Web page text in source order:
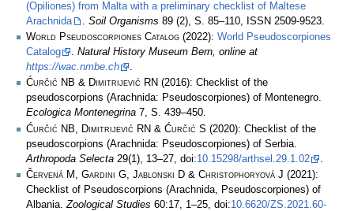
(Opiliones) from Malta with a preliminary checklist of Maltese
Arachnida
. Soil Organisms 89 (2), S. 85–110, ISSN 2509-9523.
World Pseudoscorpiones Catalog (2022): World Pseudoscorpiones
Catalog
. Natural History Museum Bern, online at
https://wac.nmbe.ch
.
Ćurčić NB & Dimitrijević RN (2016): Checklist of the
pseudoscorpions (Arachnida: Pseudoscorpiones) of Montenegro.
Ecologica Montenegrina 7, S. 439–450.
Ćurčić NB, Dimitrijević RN & Ćurčić S (2020): Checklist of the
pseudoscorpions (Arachnida: Pseudoscorpiones) of Serbia.
Arthropoda Selecta 29(1), 13–27, doi:10.15298/arthsel.29.1.02
Červená M, Gardini G, Jablonski D & Christophoryová J (2021):
Checklist of Pseudoscorpions (Arachnida, Pseudoscorpiones) of
Albania.Zoological Studies 60:17, 1–25, doi:10.6620/ZS.2021.60-